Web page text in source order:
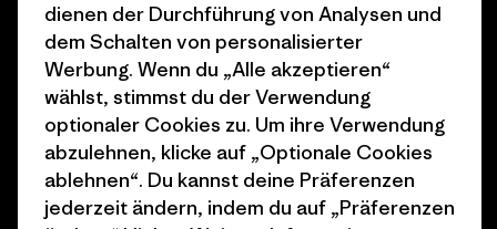
1% For The Planet
Wie wir finanzieren
Geschenkgutscheine
Stores in deiner Nähe
Industry program
Affiliate-Programm
Patagonia Schweiz
Seitenverzeichnis
dienen der Durchführung von Analysen und
dem Schalten von personalisierter
Werbung. Wenn du „Alle akzeptieren“
wählst, stimmst du der Verwendung
optionaler Cookies zu. Um ihre Verwendung
abzulehnen, klicke auf „Optionale Cookies
ablehnen“. Du kannst deine Präferenzen
jederzeit ändern, indem du auf „Präferenzen